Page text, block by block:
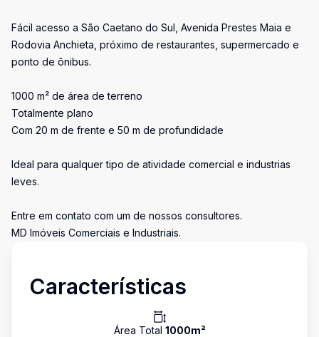
Fácil acesso a São Caetano do Sul, Avenida Prestes Maia e
Rodovia Anchieta, próximo de restaurantes, supermercado e
ponto de ônibus.
1000 m² de área de terreno
Totalmente plano
Com 20 m de frente e 50 m de profundidade
Ideal para qualquer tipo de atividade comercial e industrias
leves.
Entre em contato com um de nossos consultores.
MD Imóveis Comerciais e Industriais.
Características
Área Total 1000m²